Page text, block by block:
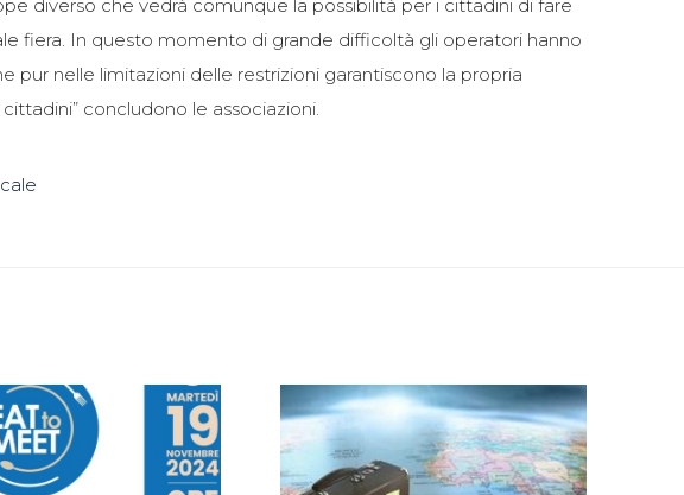
diverso che vedrà comunque la possibilità per i cittadini di fare
fiera. In questo momento di grande difficoltà gli operatori hanno
nelle limitazioni delle restrizioni garantiscono la propria
concludono le associazioni.